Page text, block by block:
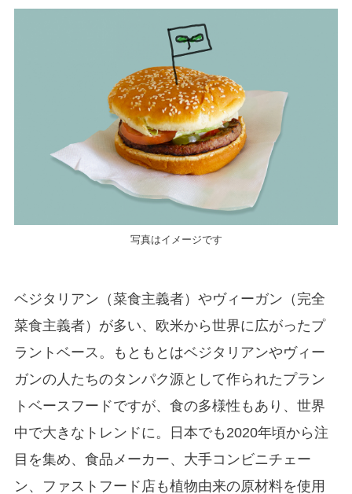
写真はイメージです
ベジタリアン（菜食主義者）やヴィーガン（完全
菜食主義者）が多い、欧米から世界に広がったプ
ラントベース。もともとはベジタリアンやヴィー
ガンの人たちのタンパク源として作られたプラン
トベースフードですが、食の多様性もあり、世界
中で大きなトレンドに。日本でも2020年頃から注
目を集め、食品メーカー、大手コンビニチェー
ン、ファストフード店も植物由来の原材料を使用